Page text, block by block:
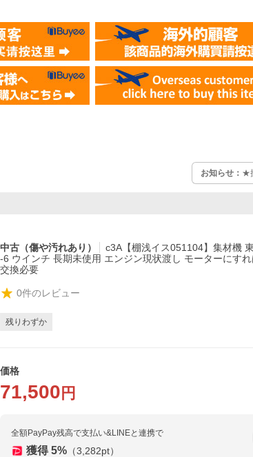
お知らせ： ★
中古（傷や汚れあり）
c3A【棚浅イス051104】集材機
-6 ウインチ 長期未使用 エンジン現状渡し モーターにすれ
交換必要
0件のレビュー
残りわずか
価格
71,500 円
全額PayPay残高で支払い&LINEと連携で
獲得 5% （3,282pt）